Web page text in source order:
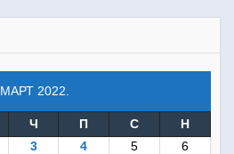
МАРТ 2022.
Ч П С
Н
3 4 5
6